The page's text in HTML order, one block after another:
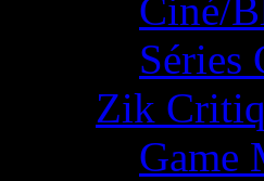
Ciné/
Séries
Zik
Game